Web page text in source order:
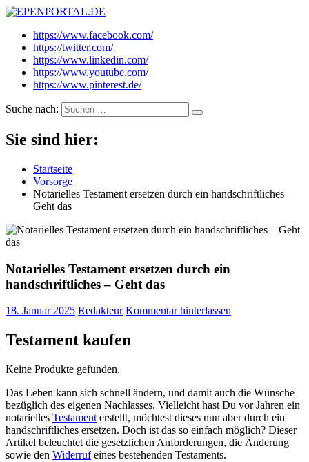
EPENPORTAL.DE
Epische News aus Politik, Finanzen & Gesellschaft
https://www.facebook.com/
https://twitter.com/
https://www.linkedin.com/
https://www.youtube.com/
https://www.pinterest.de/
Suche nach:
Sie sind hier:
Startseite
Vorsorge
Notarielles Testament ersetzen durch ein handschriftliches –
Geht das
Notarielles Testament ersetzen durch ein
handschriftliches – Geht das
18. Januar 2025 Redakteur Kommentar hinterlassen
Testament kaufen
Keine Produkte gefunden.
Das Leben kann sich schnell ändern, und damit auch die Wünsche
bezüglich des eigenen Nachlasses. Vielleicht hast Du vor Jahren ein
notarielles Testament erstellt, möchtest dieses nun aber durch ein
handschriftliches ersetzen. Doch ist das so einfach möglich? Dieser
Artikel beleuchtet die gesetzlichen Anforderungen, die Änderung
sowie den Widerrufeines bestehenden Testaments.